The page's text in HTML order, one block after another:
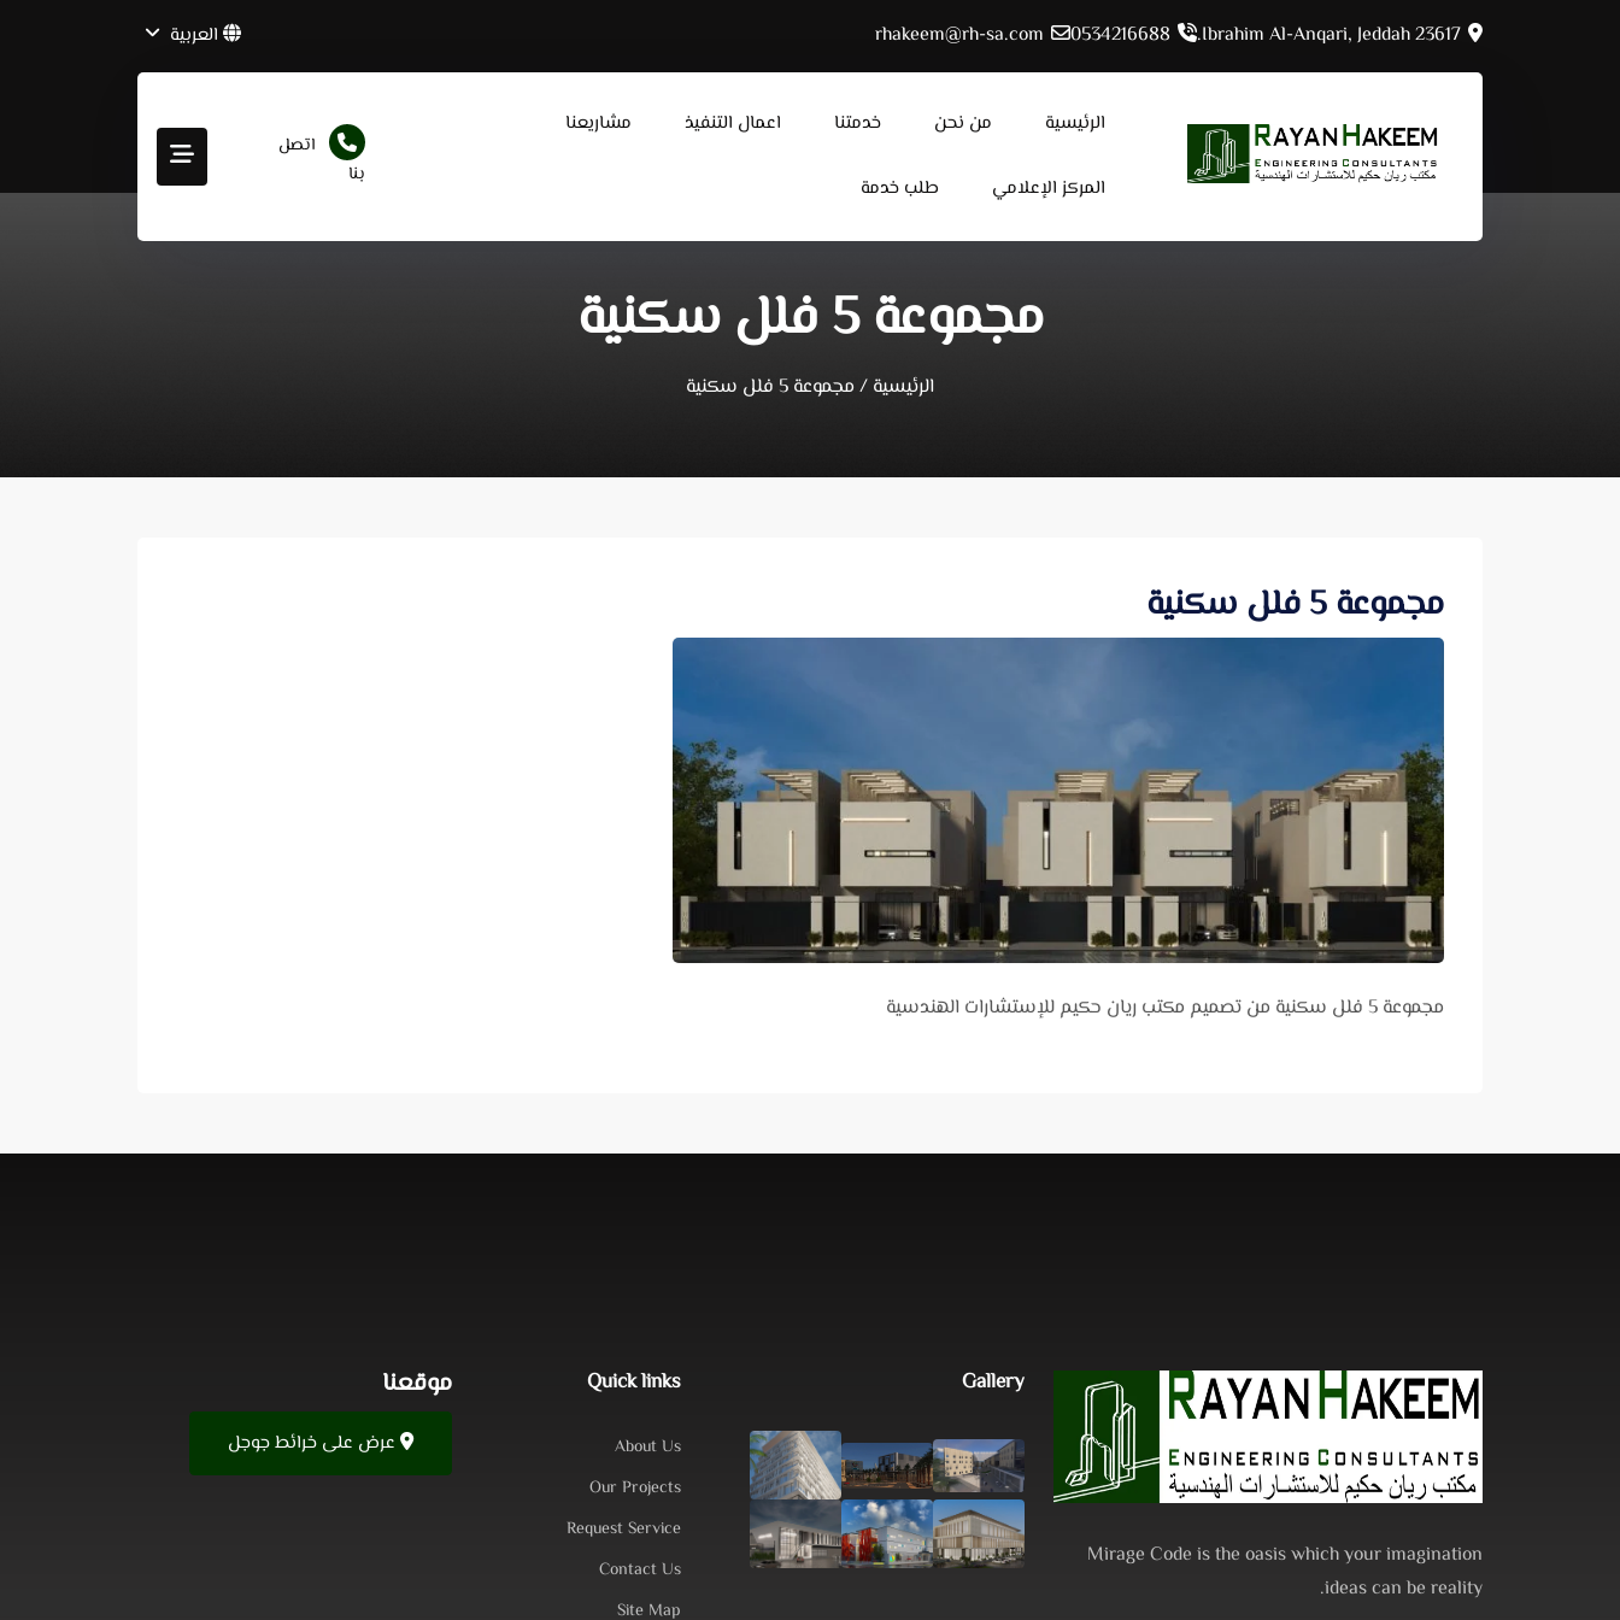
Ibrahim Al-Anqari, Jeddah 23617.
0534216688
rhakeem@rh-sa.com
الرئيسية من نحن خدمتنا اعمال التنفيذ مشاريعنا
المركز الإعلامي طلب خدمة
اتصل
بنا
مجموعة 5 فلل سكنية
الرئيسية / مجموعة 5 فلل سكنية
مجموعة 5 فلل سكنية
مجموعة 5 فلل سكنية من تصميم مكتب ريان حكيم للإستشارات الهندسية
Mirage Code is the oasis which your imagination
ideas can be reality.
Gallery
Quick links
About Us
Our Projects
Request Service
Contact Us
Site Map
موقعنا
عرض على خرائط جوجل